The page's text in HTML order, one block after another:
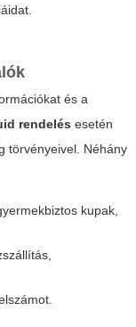
és a
rendelés esetén
törvényeivel. Néhány
kupak,